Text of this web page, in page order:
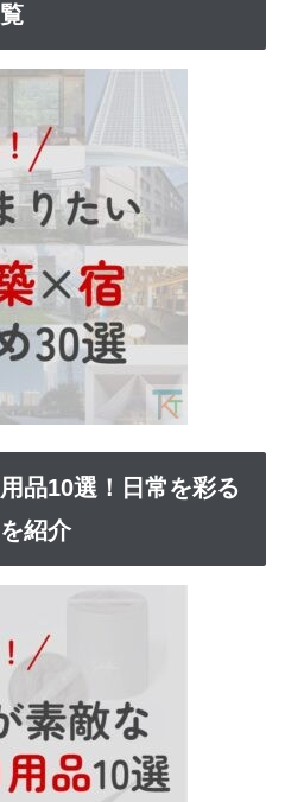
品10選！日常を彩る
紹介